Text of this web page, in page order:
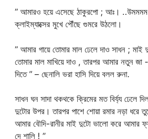
” আমারও হয়ে এসেছে ঠাকুরপো ; আঃ। ..উমমমম
ক্লাইম্যাক্সের মুখে পৌঁছে গুমরে উঠলো।
” আমার গায়ে তোমার মাল ঢেলে দাও সাধন ;
তোমার মাল মাখিয়ে দাও , তারপর আমার নতুন জা
দিতে ” – ছেনালি ভরা হাসি দিয়ে বলল রুনা.
সাধন ঘন সাদা থকথকে ক্রিমের মত বির্য্য ঢেলে
দুটোর উপর। তারপর পাশে শোয়া রমার নড়া ধরে
আমার বৌদি-রানীর মাই দুটো ভালো করে আমার
দে শালি ! ”